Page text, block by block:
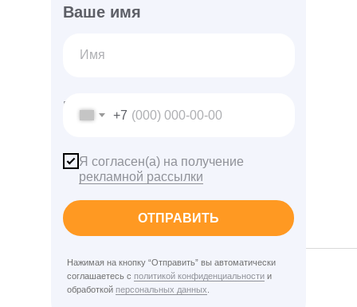
Ваше имя
Ваш телефон
+7
Я согласен(а) на получение
рекламной рассылки
ОТПРАВИТЬ
Нажимая на кнопку “Отправить” вы автоматически
соглашаетесь с политикой конфиденциальности и
обработкой персональных данных